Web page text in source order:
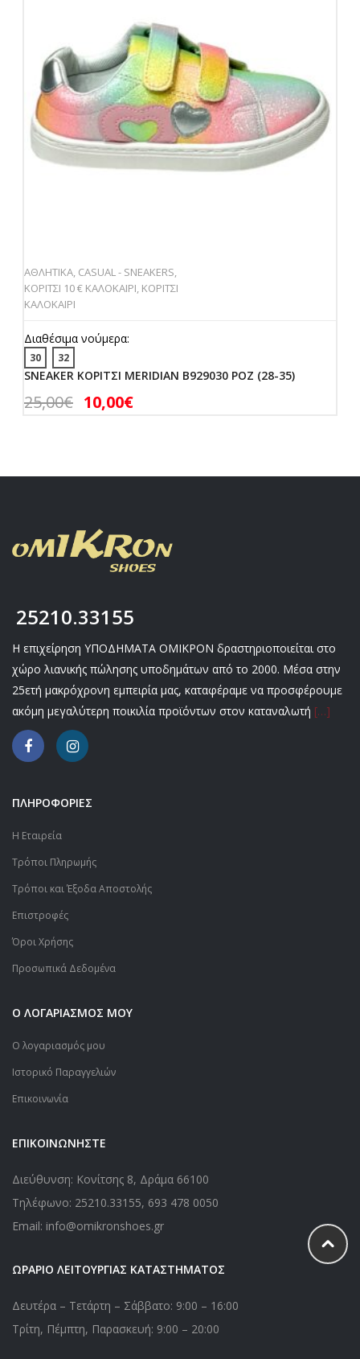
ΑΘΛΗΤΙΚΑ, CASUAL - SNEAKERS,
ΚΟΡΙΤΣΙ 10 € ΚΑΛΟΚΑΙΡΙ, ΚΟΡΙΤΣΙ
ΚΑΛΟΚΑΙΡΙ
Διαθέσιμα νούμερα:
30 32
SNEAKER ΚΟΡΙΤΣΙ MERIDIAN B929030 ΡΟΖ (28-35)
25,00€ 10,00€
25210.33155
Η επιχείρηση ΥΠΟΔΗΜΑΤΑ ΟΜΙΚΡΟΝ δραστηριοποιείται στο
χώρο λιανικής πώλησης υποδημάτων από το 2000. Μέσα στην
25ετή μακρόχρονη εμπειρία μας, καταφέραμε να προσφέρουμε
ακόμη μεγαλύτερη ποικιλία προϊόντων στον καταναλωτή […]
ΠΛΗΡΟΦΟΡΙΕΣ
Η Εταιρεία
Τρόποι Πληρωμής
Τρόποι και Έξοδα Αποστολής
Επιστροφές
Όροι Χρήσης
Προσωπικά Δεδομένα
Ο ΛΟΓΑΡΙΑΣΜΟΣ ΜΟΥ
Ο λογαριασμός μου
Ιστορικό Παραγγελιών
Επικοινωνία
ΕΠΙΚΟΙΝΩΝΗΣΤΕ
Διεύθυνση: Κονίτσης 8, Δράμα 66100
Τηλέφωνο: 25210.33155, 693 478 0050
Email: info@omikronshoes.gr
ΩΡΑΡΙΟ ΛΕΙΤΟΥΡΓΙΑΣ ΚΑΤΑΣΤΗΜΑΤΟΣ
Δευτέρα – Τετάρτη – Σάββατο: 9:00 – 16:00
Τρίτη, Πέμπτη, Παρασκευή: 9:00 – 20:00